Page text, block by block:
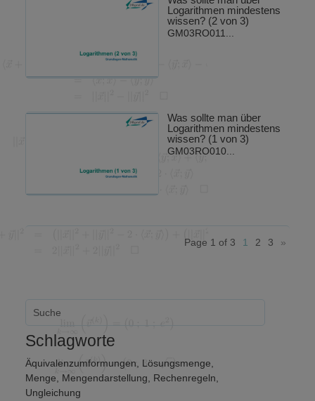
Logarithmen mindestens
wissen? (2 von 3)
GM03RO011...
Was sollte man über
Logarithmen mindestens
wissen? (1 von 3)
GM03RO010...
Page 1 of 3 1 2 3 »
Schlagworte
Äquivalenzumformungen Lösungsmenge
Menge
Mengendarstellung Rechenregeln
Ungleichung